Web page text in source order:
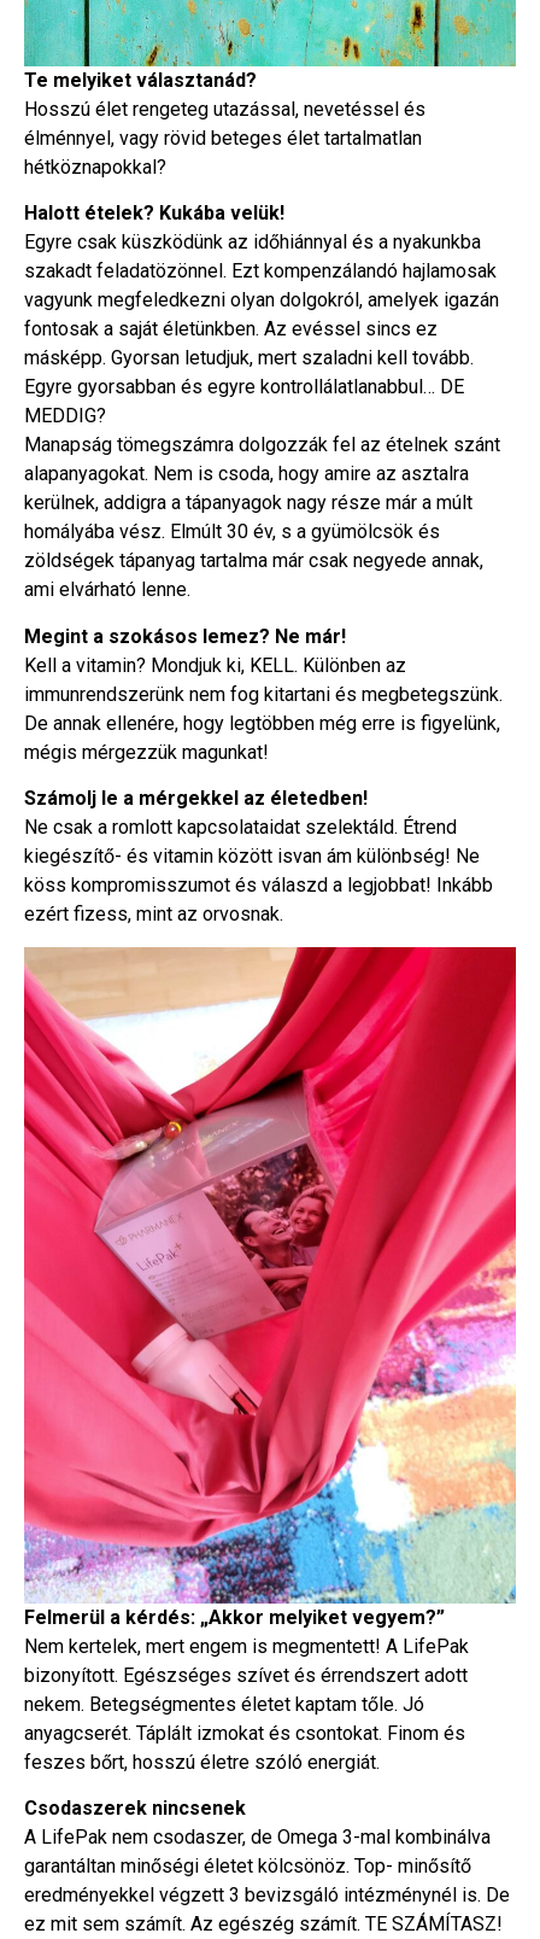
Te melyiket választanád?
Hosszú élet rengeteg utazással, nevetéssel és
élménnyel, vagy rövid beteges élet tartalmatlan
hétköznapokkal?
Halott ételek? Kukába velük!
Egyre csak küszködünk az időhiánnyal és a nyakunkba
szakadt feladatözönnel. Ezt kompenzálandó hajlamosak
vagyunk megfeledkezni olyan dolgokról, amelyek igazán
fontosak a saját életünkben. Az evéssel sincs ez
másképp. Gyorsan letudjuk, mert szaladni kell tovább.
Egyre gyorsabban és egyre kontrollálatlanabbul… DE
MEDDIG?
Manapság tömegszámra dolgozzák fel az ételnek szánt
alapanyagokat. Nem is csoda, hogy amire az asztalra
kerülnek, addigra a tápanyagok nagy része már a múlt
homályába vész. Elmúlt 30 év, s a gyümölcsök és
zöldségek tápanyag tartalma már csak negyede annak,
ami elvárható lenne.
Megint a szokásos lemez? Ne már!
Kell a vitamin? Mondjuk ki, KELL. Különben az
immunrendszerünk nem fog kitartani és megbetegszünk.
De annak ellenére, hogy legtöbben még erre is figyelünk,
mégis mérgezzük magunkat!
Számolj le a mérgekkel az életedben!
Ne csak a romlott kapcsolataidat szelektáld. Étrend
kiegészítő- és vitamin között isvan ám különbség! Ne
köss kompromisszumot és válaszd a legjobbat! Inkább
ezért fizess, mint az orvosnak.
Felmerül a kérdés: „Akkor melyiket vegyem?”
Nem kertelek, mert engem is megmentett! A LifePak
bizonyított. Egészséges szívet és érrendszert adott
nekem. Betegségmentes életet kaptam tőle. Jó
anyagcserét. Táplált izmokat és csontokat. Finom és
feszes bőrt, hosszú életre szóló energiát.
Csodaszerek nincsenek
A LifePak nem csodaszer, de Omega 3-mal kombinálva
garantáltan minőségi életet kölcsönöz. Top- minősítő
eredményekkel végzett 3 bevizsgáló intézménynél is. De
ez mit sem számít. Az egészég számít. TE SZÁMÍTASZ!